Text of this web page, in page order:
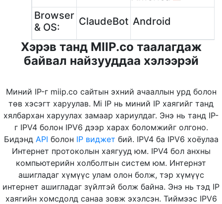
Browser
& OS:
ClaudeBot Android
Хэрэв танд MIIP.co таалагдаж
байвал найзууддаа хэлээрэй
Миний IP-г miip.co сайтын эхний ачааллын урд болон
төв хэсэгт харуулав. Mi IP нь миний IP хаягийг танд
хялбархан харуулах замаар хариулдаг. Энэ нь танд IP-
г IPV4 болон IPV6 дээр харах боломжийг олгоно.
Бидэнд API болон IP виджет бий. IPV4 ба IPV6 хоёулаа
Интернет протоколын хаягууд юм. IPV4 бол анхны
компьютерийн холболтын систем юм. Интернэт
ашигладаг хүмүүс улам олон болж, тэр хүмүүс
интернет ашигладаг зүйлтэй болж байна. Энэ нь тэд IP
хаягийн хомсдолд санаа зовж эхэлсэн. Тиймээс IPV6